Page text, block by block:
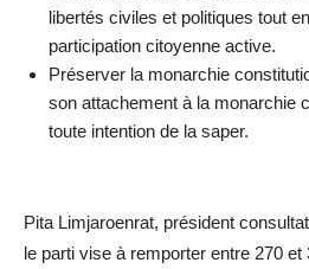
libertés civiles et politiques tout
participation citoyenne active.
Préserver la monarchie
son attachement à la monarchie
toute intention de la saper.
Pita Limjaroenrat, président
le parti vise à remporter entre 270